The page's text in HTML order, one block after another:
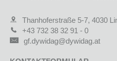
Thanhoferstraße 5-7, 4030
+43 732 38 32 91 - 0
gf.dywidag@dywidag.at